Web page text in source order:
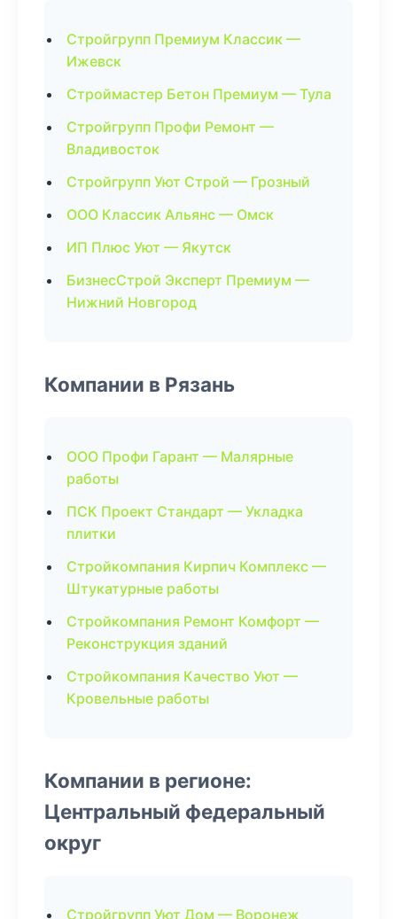
Стройгрупп Премиум Классик —
Ижевск
Строймастер Бетон Премиум — Тула
Стройгрупп Профи Ремонт —
Владивосток
Стройгрупп Уют Строй — Грозный
ООО Классик Альянс — Омск
ИП Плюс Уют — Якутск
БизнесСтрой Эксперт Премиум —
Нижний Новгород
Компании в Рязань
ООО Профи Гарант — Малярные
работы
ПСК Проект Стандарт — Укладка
плитки
Стройкомпания Кирпич Комплекс —
Штукатурные работы
Стройкомпания Ремонт Комфорт —
Реконструкция зданий
Стройкомпания Качество Уют —
Кровельные работы
Компании в регионе:
Центральный федеральный
округ
Стройгрупп Уют Дом — Воронеж